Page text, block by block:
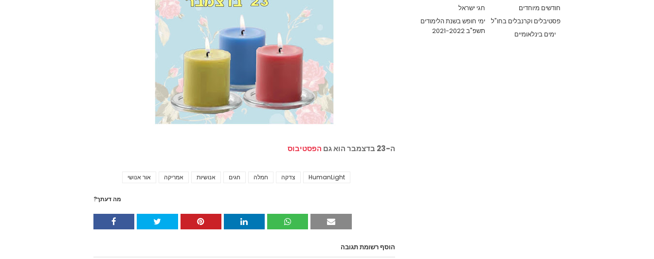
ה-23 בדצמבר הוא גם הפסטיבוס
אור אנושי אמריקה אנושיות חגים חמלה צדקה HumanLight
מה דעתך?
הוסף רשומת תגובה
חגי ישראל
חודשים מיוחדים
ימי חופש בשנת הלימודים
תשפ"ב 2021-2022
פסטיבלים וקרנבלים בחו"ל
ימים בינלאומיים